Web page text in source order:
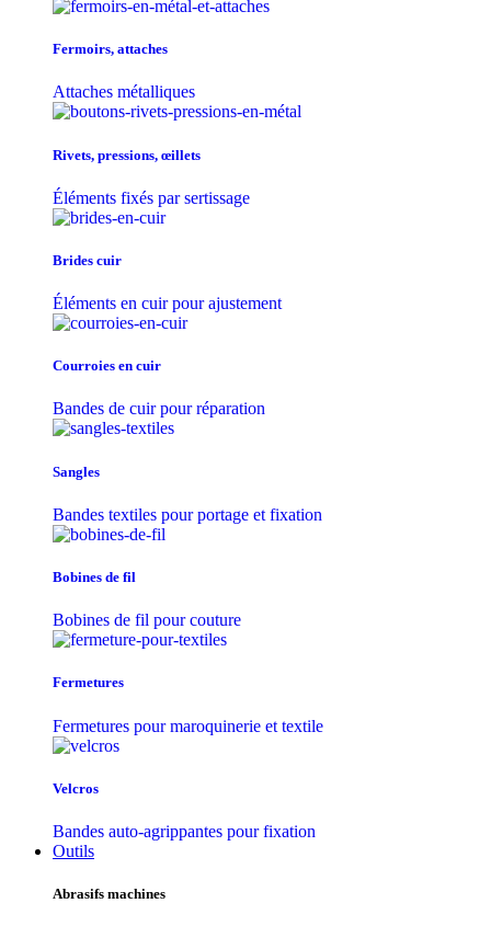
Fermoirs, attaches
Attaches métalliques
Rivets, pressions, œillets
Éléments fixés par sertissage
Brides cuir
Éléments en cuir pour ajustement
Courroies en cuir
Bandes de cuir pour réparation
Sangles
Bandes textiles pour portage et fixation
Bobines de fil
Bobines de fil pour couture
Fermetures
Fermetures pour maroquinerie et textile
Velcros
Bandes auto-agrippantes pour fixation
Outils
Abrasifs machines